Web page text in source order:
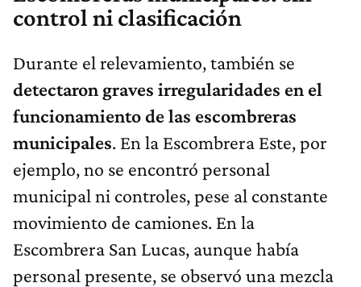
control ni clasificación
Durante el relevamiento, también se
detectaron graves irregularidades en el
funcionamiento de las escombreras
municipales. En la Escombrera Este, por
ejemplo, no se encontró personal
municipal ni controles, pese al constante
movimiento de camiones. En la
Escombrera San Lucas, aunque había
personal presente, se observó una mezcla